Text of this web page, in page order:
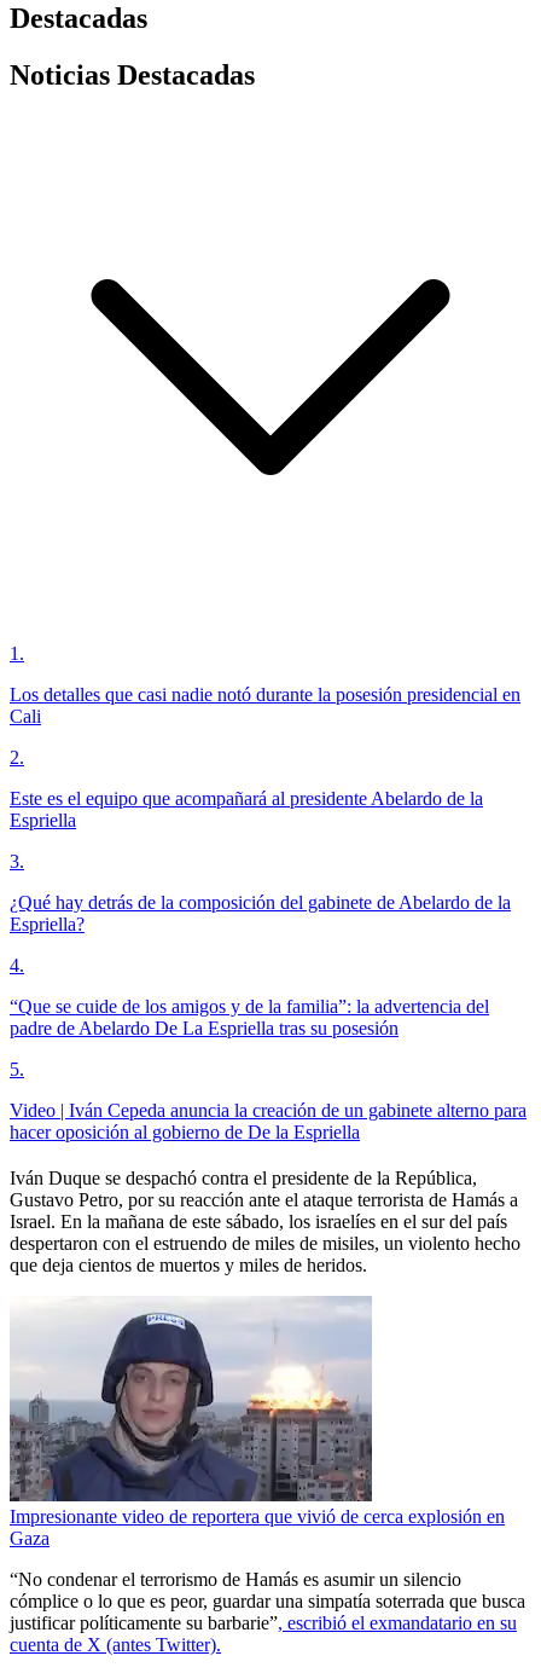
Destacadas
Noticias Destacadas
1 .
Los detalles que casi nadie notó durante la posesión presidencial en
Cali
2.
Este es el equipo que acompañará al presidente Abelardo de la
Espriella
3.
¿Qué hay detrás de la composición del gabinete de Abelardo de la
Espriella?
4.
“Que se cuide de los amigos y de la familia”: la advertencia del
padre de Abelardo De La Espriella tras su posesión
5.
Video | Iván Cepeda anuncia la creación de un gabinete alterno para
hacer oposición al gobierno de De la Espriella
Iván Duque se despachó contra el presidente de la República,
Gustavo Petro, por su reacción ante el ataque terrorista de Hamás a
Israel. En la mañana de este sábado, los israelíes en el sur del país
despertaron con el estruendo de miles de misiles, un violento hecho
que deja cientos de muertos y miles de heridos.
Impresionante video de reportera que vivió de cerca explosión en
Gaza
“No condenar el terrorismo de Hamás es asumir un silencio
cómplice o lo que es peor, guardar una simpatía soterrada que busca
justificar políticamente su barbarie”, escribió el exmandatario en su
cuenta de X (antes Twitter).